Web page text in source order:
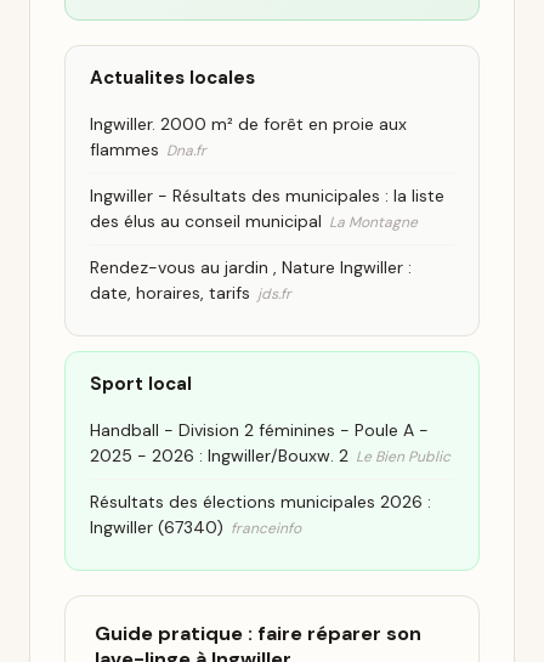
Actualites locales
Ingwiller. 2000 m² de forêt en proie aux
flammes Dna.fr
Ingwiller - Résultats des municipales : la liste
des élus au conseil municipal La Montagne
Rendez-vous au jardin , Nature Ingwiller :
date, horaires, tarifs jds.fr
Sport local
Handball - Division 2 féminines - Poule A -
2025 - 2026 : Ingwiller/Bouxw. 2 Le Bien Public
Résultats des élections municipales 2026 :
Ingwiller (67340) franceinfo
Guide pratique : faire réparer son